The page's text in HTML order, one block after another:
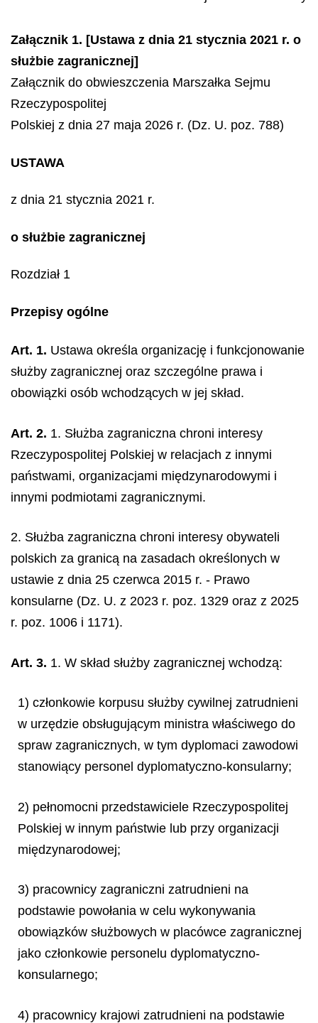
Załącznik 1. [Ustawa z dnia 21 stycznia 2021 r. o
służbie zagranicznej]
Załącznik do obwieszczenia Marszałka Sejmu
Rzeczypospolitej
Polskiej z dnia 27 maja 2026 r. (Dz. U. poz. 788)
USTAWA
z dnia 21 stycznia 2021 r.
o służbie zagranicznej
Rozdział 1
Przepisy ogólne
Art. 1. Ustawa określa organizację i funkcjonowanie
służby zagranicznej oraz szczególne prawa i
obowiązki osób wchodzących w jej skład.
Art. 2. 1. Służba zagraniczna chroni interesy
Rzeczypospolitej Polskiej w relacjach z innymi
państwami, organizacjami międzynarodowymi i
innymi podmiotami zagranicznymi.
2. Służba zagraniczna chroni interesy obywateli
polskich za granicą na zasadach określonych w
ustawie z dnia 25 czerwca 2015 r. - Prawo
konsularne (Dz. U. z 2023 r. poz. 1329 oraz z 2025
r. poz. 1006 i 1171).
Art. 3. 1. W skład służby zagranicznej wchodzą:
1) członkowie korpusu służby cywilnej zatrudnieni
w urzędzie obsługującym ministra właściwego do
spraw zagranicznych, w tym dyplomaci zawodowi
stanowiący personel dyplomatyczno-konsularny;
2) pełnomocni przedstawiciele Rzeczypospolitej
Polskiej w innym państwie lub przy organizacji
międzynarodowej;
3) pracownicy zagraniczni zatrudnieni na
podstawie powołania w celu wykonywania
obowiązków służbowych w placówce zagranicznej
jako członkowie personelu dyplomatyczno-
konsularnego;
4) pracownicy krajowi zatrudnieni na podstawie